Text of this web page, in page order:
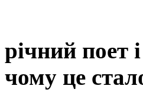
річний поет
чому це